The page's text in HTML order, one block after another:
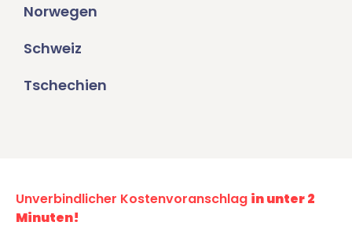
Norwegen
Schweiz
Tschechien
Unverbindlicher Kostenvoranschlag in unter 2
Minuten!